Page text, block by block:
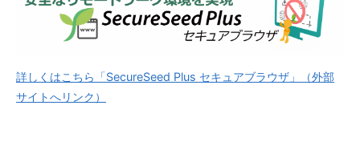
詳しくはこちら「SecureSeed Plus セキュアブラウザ」（外部
サイトへリンク）